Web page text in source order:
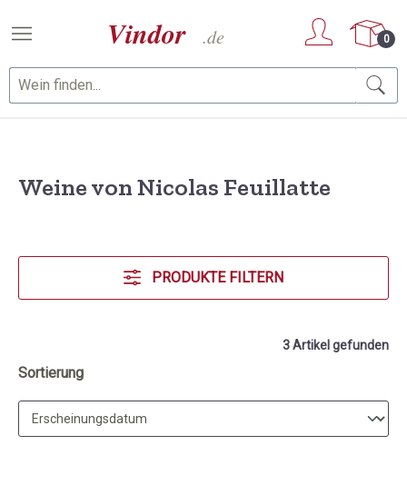
Zum Hauptinhalt springen
0
Weine von Nicolas Feuillatte
PRODUKTE FILTERN
3 Artikel gefunden
Sortierung